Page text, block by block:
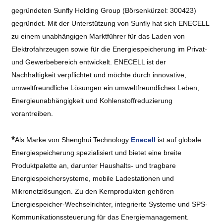
gegründeten Sunfly Holding Group (Börsenkürzel: 300423)
gegründet. Mit der Unterstützung von Sunfly hat sich ENECELL
zu einem unabhängigen Marktführer für das Laden von
Elektrofahrzeugen sowie für die Energiespeicherung im Privat-
und Gewerbebereich entwickelt. ENECELL ist der
Nachhaltigkeit verpflichtet und möchte durch innovative,
umweltfreundliche Lösungen ein umweltfreundliches Leben,
Energieunabhängigkeit und Kohlenstoffreduzierung
vorantreiben.
*Als Marke von Shenghui Technology Enecell ist auf globale
Energiespeicherung spezialisiert und bietet eine breite
Produktpalette an, darunter Haushalts- und tragbare
Energiespeichersysteme, mobile Ladestationen und
Mikronetzlösungen. Zu den Kernprodukten gehören
Energiespeicher-Wechselrichter, integrierte Systeme und SPS-
Kommunikationssteuerung für das Energiemanagement.